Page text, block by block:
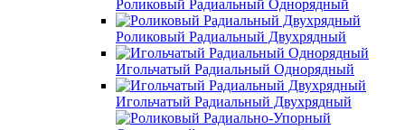
Роликовый Радиальный Однорядный
Роликовый Радиальный Двухрядный
Игольчатый Радиальный Однорядный
Игольчатый Радиальный Двухрядный